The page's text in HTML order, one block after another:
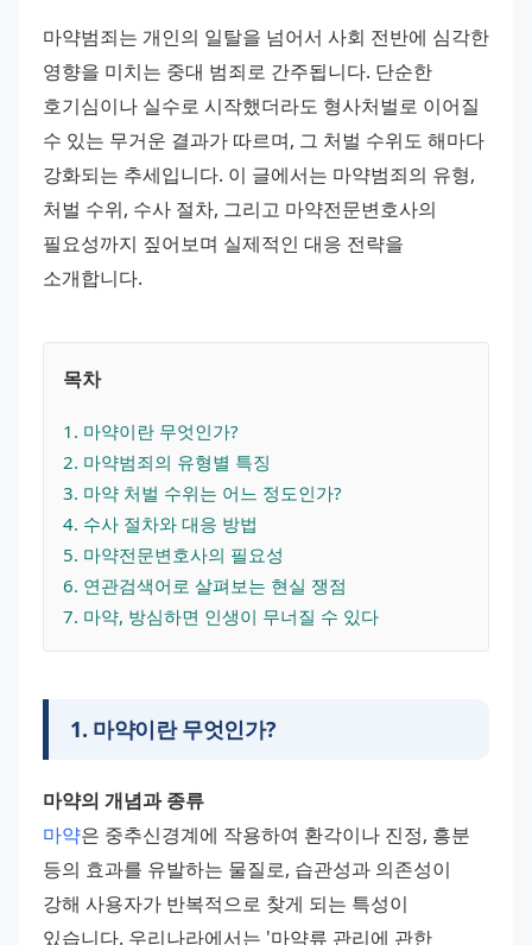
마약범죄는 개인의 일탈을 넘어서 사회 전반에 심각한
영향을 미치는 중대 범죄로 간주됩니다. 단순한
호기심이나 실수로 시작했더라도 형사처벌로 이어질
수 있는 무거운 결과가 따르며, 그 처벌 수위도 해마다
강화되는 추세입니다. 이 글에서는 마약범죄의 유형,
처벌 수위, 수사 절차, 그리고 마약전문변호사의
필요성까지 짚어보며 실제적인 대응 전략을
소개합니다.
목차
1 . 마약이란 무엇인가?
2. 마약범죄의 유형별 특징
3. 마약 처벌 수위는 어느 정도인가?
4. 수사 절차와 대응 방법
5. 마약전문변호사의 필요성
6. 연관검색어로 살펴보는 현실 쟁점
7. 마약, 방심하면 인생이 무너질 수 있다
1. 마약이란 무엇인가?
마약의 개념과 종류
마약은 중추신경계에 작용하여 환각이나 진정, 흥분
등의 효과를 유발하는 물질로, 습관성과 의존성이
강해 사용자가 반복적으로 찾게 되는 특성이
있습니다. 우리나라에서는 '마약류 관리에 관한